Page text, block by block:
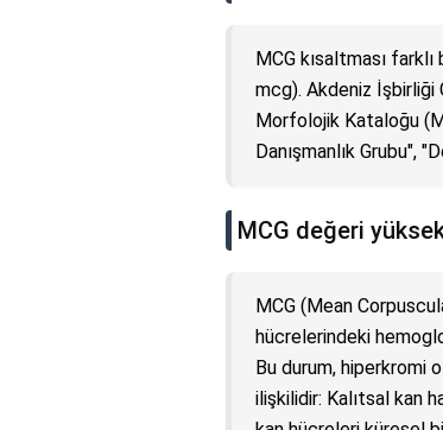
MCG kısaltması
mcg). Akdeniz İşbirliği
Morfolojik Kataloğu
Danışmanlık Grubu",
MCG değeri
MCG (Mean
hücrelerindeki
Bu durum, hiperkromi
ilişkilidir: Kalıtsal kan